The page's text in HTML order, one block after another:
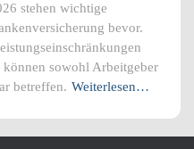
stehen wichtige
bevor.
sowohl Arbeitgeber
betreffen. Weiterlesen…